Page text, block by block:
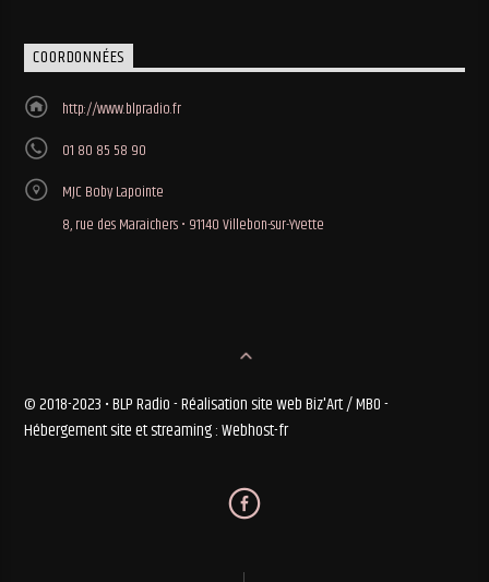
COORDONNÉES
http://www.blpradio.fr
01 80 85 58 90
MJC Boby Lapointe
8, rue des Maraichers • 91140 Villebon-sur-Yvette
© 2018-2023 • BLP Radio - Réalisation site web Biz'Art / MBO -
Hébergement site et streaming : Webhost-fr